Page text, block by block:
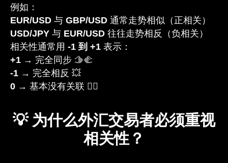
例如：
EUR/USD 与 GBP/USD 通常走势相似（正相关）
USD/JPY 与 EUR/USD 往往走势相反（负相关）
相关性通常用 -1 到 +1 表示：
+1 → 完全同步 🫱🫲
-1 → 完全相反 💥
0 → 基本没有关联 🤷‍♂️
💡 为什么外汇交易者必须重视
相关性？